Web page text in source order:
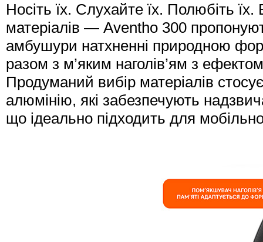
Носіть їх. Слухайте їх. Полюбіть
матеріалів — Aventho 300
амбушури натхненні природною
разом з м’яким наголів’ям з
Продуманий вибір матеріалів
алюмінію, які забезпечують
що ідеально підходить для